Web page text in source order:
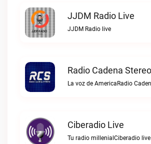
JJDM Radio Live
JJDM Radio live
Ciberadio Live
Tu radio millenialCiberadio live